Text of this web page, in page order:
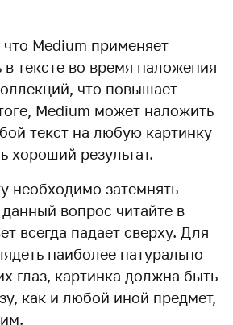
что Medium применяет
тексте во время наложения
что повышает
Medium может наложить
текст на любую картинку
хороший результат.
необходимо затемнять
вопрос читайте в
всегда падает сверху. Для
наиболее натурально
глаз, картинка должна быть
как и любой иной предмет,